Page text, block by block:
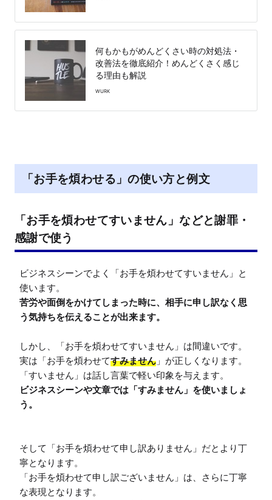
何もかもがめんどくさい時の対処法・
改善法を徹底紹介！めんどくさく感じ
る理由も解説
WURK
「お手を煩わせる」の使い方と例文
「お手を煩わせてすいません」などと謝罪・
感謝で使う
ビジネスシーンでよく「お手を煩わせてすいません」と
苦労や面倒をかけてしまった時に、相手に申し訳なく思
う気持ちを伝えることが出来ます。
しかし、「お手を煩わせてすいません」は間違いです。
実は「お手を煩わせてすみません 」が正しくなります。
ビジネスシーンや文章では「すみません」を使いましょ
う。
そして「お手を煩わせて申し訳ありません」だとより丁
寧となります。
「お手を煩わせて申し訳ございません」は、さらに丁寧
な表現となります。